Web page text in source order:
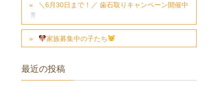
＼6月30日まで！／ 歯石取りキャンペーン開催中
家族募集中の子たち
最近の投稿